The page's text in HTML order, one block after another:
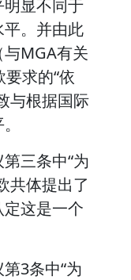
显不同于
。并由此
MGA有关
求的“依
与根据国际
三条中“为
共体提出了
这是一个
3条中“为